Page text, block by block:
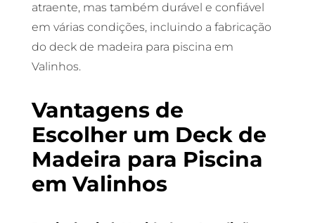
atraente, mas também durável e confiável
em várias condições, incluindo a fabricação
do deck de madeira para piscina em
Valinhos.
Vantagens de
Escolher um Deck de
Madeira para Piscina
em Valinhos